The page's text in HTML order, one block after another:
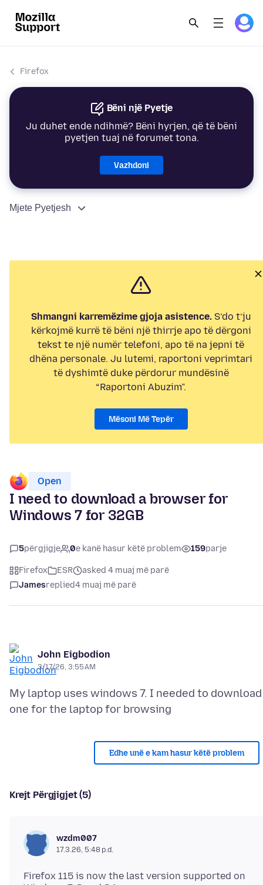
Firefox
Bëni një Pyetje
Ju duhet ende ndihmë? Bëni hyrjen, që të bëni
pyetjen tuaj në forumet tona.
Vazhdoni
Mjete Pyetjesh
Shmangni karremëzime gjoja asistence.S’do t’ju
kërkojmë kurrë të bëni një thirrje apo të dërgoni
tekst te një numër telefoni, apo të na jepni të
dhëna personale. Ju lutemi, raportoni veprimtari
të dyshimtë duke përdorur mundësinë
“Raportoni Abuzim”.
Mësoni Më Tepër
Open
I need to download a browser for
Windows 7 for 32GB
5përgjigje 0e kanë hasur këtë problem 159parje
Firefox ESR
asked 4 muaj më parë
Jamesreplied4 muaj më parë
John Eigbodion
3/17/26, 3:55 AM
My laptop uses windows 7. I needed to download
Edhe unë e kam hasur këtë problem
Krejt Përgjigjet (5)
wzdm007
17.3.26, 5:48 p.d.
Firefox 115 is now the last version supported on